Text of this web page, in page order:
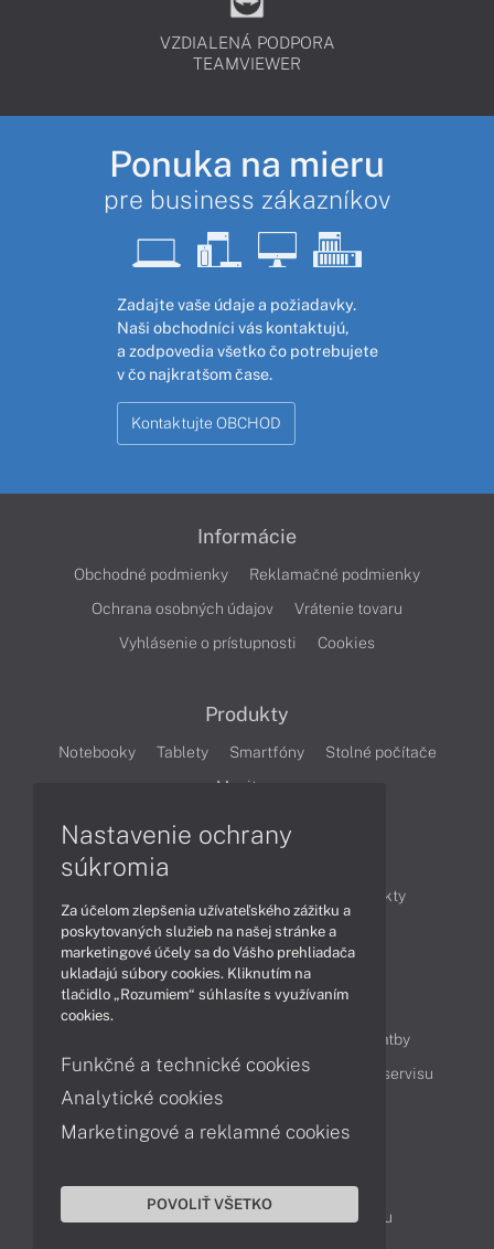
VZDIALENÁ PODPORA
TEAMVIEWER
Ponuka na mieru
pre business zákazníkov
Zadajte vaše údaje a požiadavky.
Naši obchodníci vás kontaktujú,
a zodpovedia všetko čo potrebujete
v čo najkratšom čase.
Kontaktujte OBCHOD
Informácie
Obchodné podmienky
Reklamačné podmienky
Ochrana osobných údajov
Vrátenie tovaru
Vyhlásenie o prístupnosti
Cookies
Produkty
Notebooky Tablety Smartfóny
Stolné počítače
Monitory
Produkty
Technológie
Videá
Obsah
Možnosti doručenia a platby
Podpora a servis
Servisné služby Cenník servisu
Kontakty
043 4224 771
Obchodné oddelenie
Reklamácia tovaru
Nastavenie ochrany
súkromia
Za účelom zlepšenia užívateľského zážitku a
poskytovaných služieb na našej stránke a
marketingové účely sa do Vášho prehliadača
ukladajú súbory cookies. Kliknutím na
tlačidlo „Rozumiem“ súhlasíte s využívaním
cookies.
Funkčné a technické cookies
Analytické cookies
Marketingové a reklamné cookies
POVOLIŤ VŠETKO